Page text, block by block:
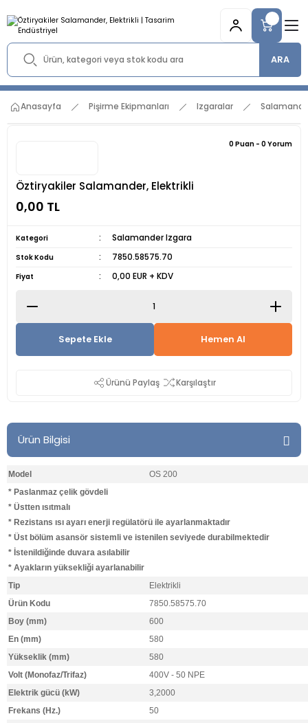
ARA
Anasayfa Pişirme Ekipmanları Izgaralar
Öztiryakiler Salamander, Elektrikli
0 Puan - 0 Yorum
0,00 TL
Kategori Salamander Izgara
Stok Kodu 7850.58575.70
Fiyat 0,00 EUR + KDV
Sepete Ekle Hemen Al
Ürünü Paylaş Karşılaştır
Ürün Bilgisi
Model
OS 200
* Paslanmaz çelik gövdeli
* Üstten ısıtmalı
* Rezistans ısı ayarı enerji regülatörü ile ayarlanmaktadır
* Üst bölüm asansör sistemli ve istenilen seviyede durabilmektedir
* İstenildiğinde duvara asılabilir
* Ayakların yüksekliği ayarlanabilir
Tip
Elektrikli
Ürün Kodu
7850.58575.70
Boy (mm)
600
En (mm)
580
Yükseklik (mm)
580
Volt (Monofaz/Trifaz)
400V - 50 NPE
Elektrik gücü (kW)
3,2000
Frekans (Hz.)
50